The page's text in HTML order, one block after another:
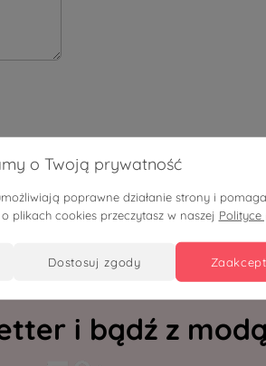
i bądź z
o Twoją prywatność
poprawne działanie strony i
plikach cookies przeczytasz w naszej Polityce
dostosuj zgody